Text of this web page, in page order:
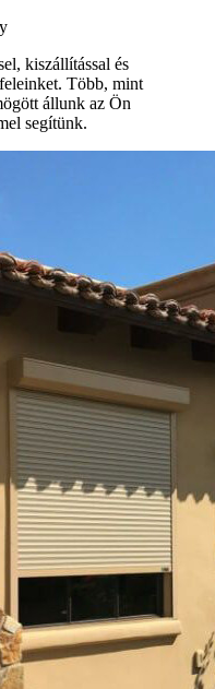
kiszállítással és
Több, mint
állunk az Ön
segítünk.